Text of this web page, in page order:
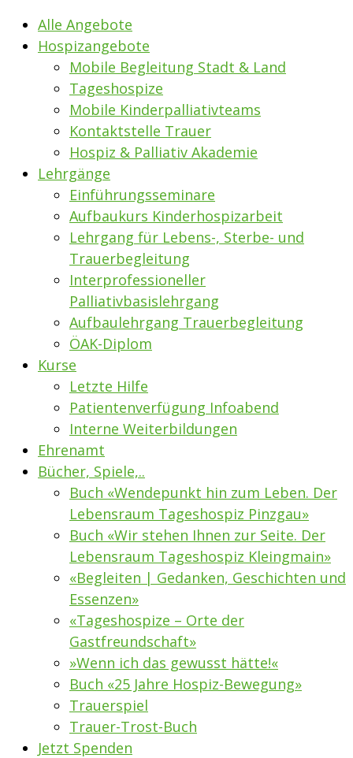
Alle Angebote
Hospizangebote
Mobile Begleitung Stadt & Land
Tageshospize
Mobile Kinderpalliativteams
Kontaktstelle Trauer
Hospiz & Palliativ Akademie
Lehrgänge
Einführungsseminare
Aufbaukurs Kinderhospizarbeit
Lehrgang für Lebens-, Sterbe- und
Trauerbegleitung
Interprofessioneller
Palliativbasislehrgang
Aufbaulehrgang Trauerbegleitung
ÖAK-Diplom
Kurse
Letzte Hilfe
Patientenverfügung Infoabend
Interne Weiterbildungen
Ehrenamt
Bücher, Spiele,..
Buch «Wendepunkt hin zum Leben. Der
Lebensraum Tageshospiz Pinzgau»
Buch «Wir stehen Ihnen zur Seite. Der
Lebensraum Tageshospiz Kleingmain»
«Begleiten | Gedanken, Geschichten und
Essenzen»
«Tageshospize – Orte der
Gastfreundschaft»
»Wenn ich das gewusst hätte!«
Buch «25 Jahre Hospiz-Bewegung»
Trauerspiel
Trauer-Trost-Buch
Jetzt Spenden